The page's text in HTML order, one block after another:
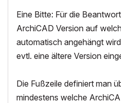
Eine Bitte: Für die
ArchiCAD Version auf
automatisch angehängt
evtl. eine ältere Version
Die Fußzeile definiert man
mindestens welche